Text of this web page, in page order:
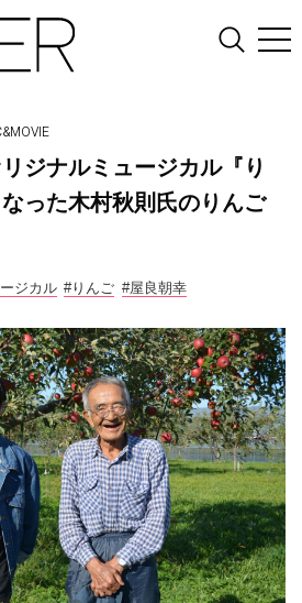
ジナルミュージカル『り
った木村秋則氏のりんご
ジカル #りんご #屋良朝幸